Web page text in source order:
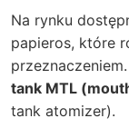
Na rynku
papieros, które
tank MTL
tank atomizer).